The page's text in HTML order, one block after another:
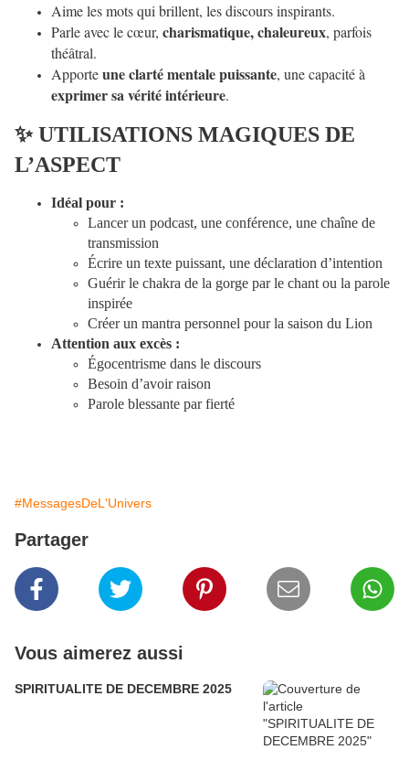
Aime les mots qui brillent, les discours inspirants.
Parle avec le cœur, charismatique, chaleureux, parfois
théâtral.
Apporteune clarté mentale puissante, une capacité à
exprimer sa vérité intérieure.
✨ UTILISATIONS MAGIQUES DE
L’ASPECT
Idéal pour :
Lancer un podcast, une conférence, une chaîne de
transmission
Écrire un texte puissant, une déclaration d’intention
Guérir le chakra de la gorge par le chant ou la parole
inspirée
Créer un mantra personnel pour la saison du Lion
Attention aux excès :
Égocentrisme dans le discours
Besoin d’avoir raison
Parole blessante par fierté
#MessagesDeL'Univers
Partager
Vous aimerez aussi
SPIRITUALITE DE DECEMBRE 2025